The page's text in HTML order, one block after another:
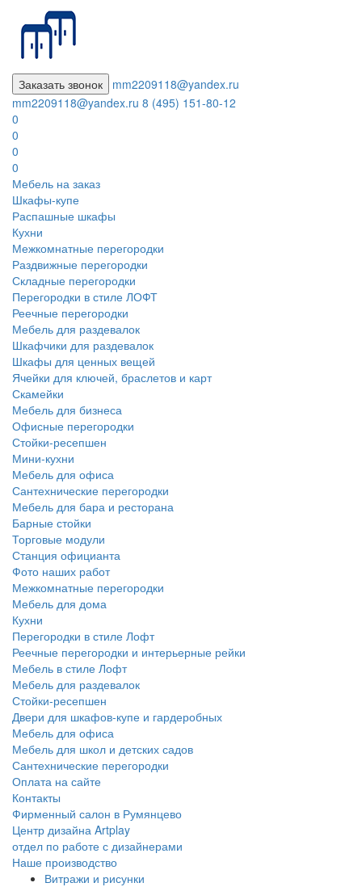
Заказать звонок
mm2209118@yandex.ru
mm2209118@yandex.ru 8 (495) 151-80-12
0
0
0
0
Мебель на заказ
Шкафы-купе
Распашные шкафы
Кухни
Межкомнатные перегородки
Раздвижные перегородки
Складные перегородки
Перегородки в стиле ЛОФТ
Реечные перегородки
Мебель для раздевалок
Шкафчики для раздевалок
Шкафы для ценных вещей
Ячейки для ключей, браслетов и карт
Скамейки
Мебель для бизнеса
Офисные перегородки
Стойки-ресепшен
Мини-кухни
Мебель для офиса
Сантехнические перегородки
Мебель для бара и ресторана
Барные стойки
Торговые модули
Станция официанта
Фото наших работ
Межкомнатные перегородки
Мебель для дома
Кухни
Перегородки в стиле Лофт
Реечные перегородки и интерьерные рейки
Мебель в стиле Лофт
Мебель для раздевалок
Стойки-ресепшен
Двери для шкафов-купе и гардеробных
Мебель для офиса
Мебель для школ и детских садов
Сантехнические перегородки
Оплата на сайте
Контакты
Фирменный салон в Румянцево
Центр дизайна Artplay
отдел по работе с дизайнерами
Наше производство
Витражи и рисунки